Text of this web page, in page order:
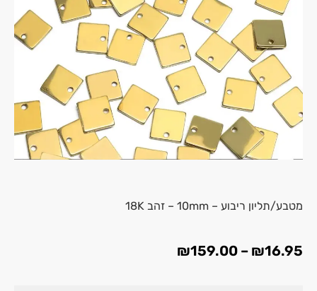
מטבע/תליון ריבוע – 10mm – זהב 18K
₪16.95
–
₪159.00